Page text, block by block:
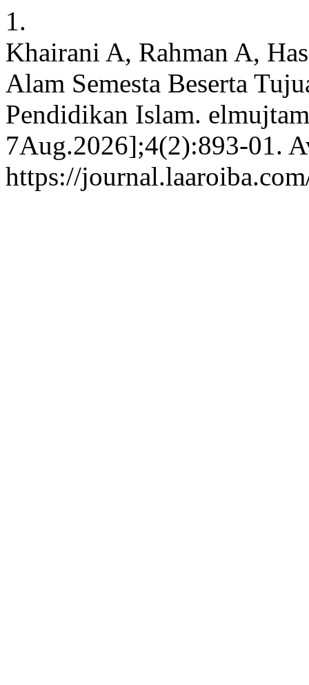
1.
Khairani A, Rahman A,
Alam Semesta Beserta
Pendidikan Islam.
7Aug.2026];4(2):893-01.
https://